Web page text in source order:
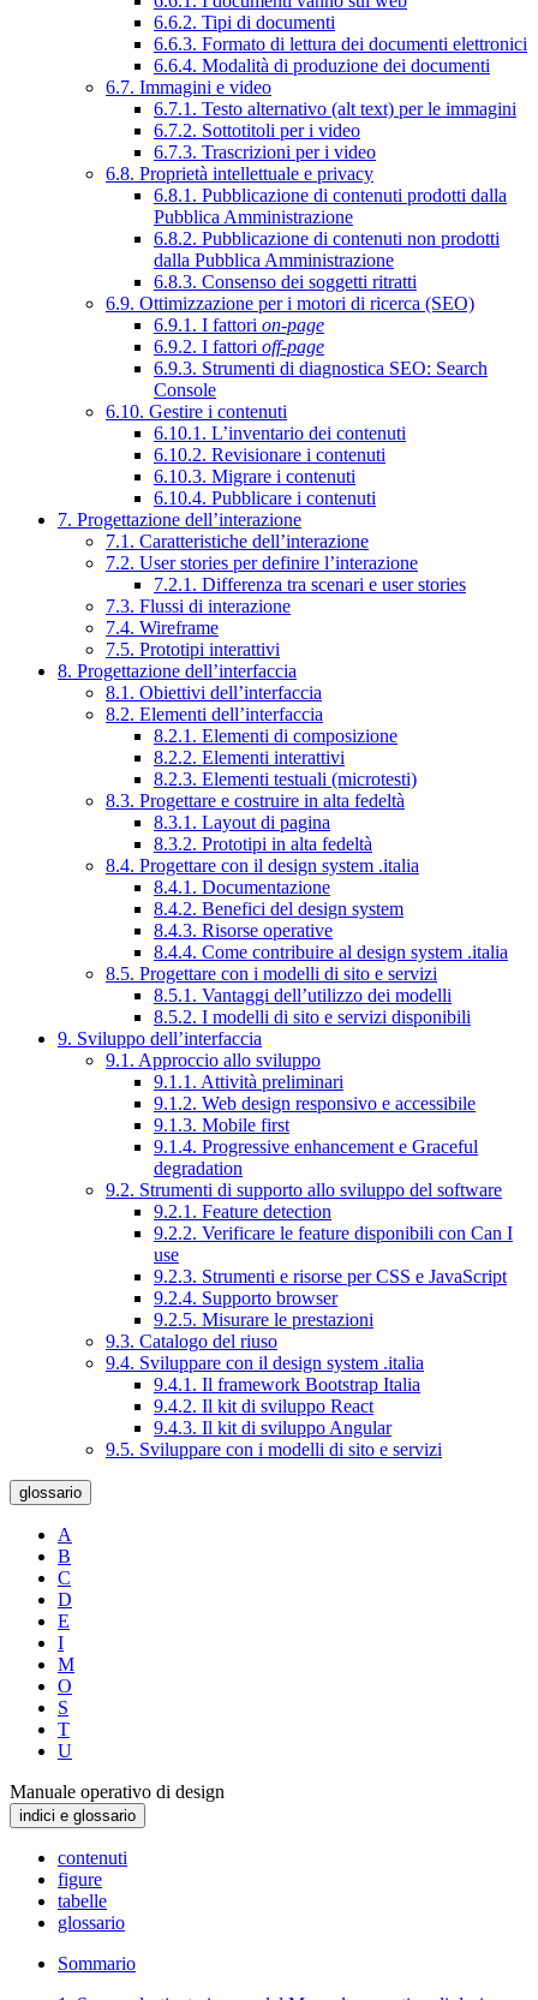
6.6.2. Tipi di documenti
6.6.3. Formato di lettura dei documenti elettronici
6.6.4. Modalità di produzione dei documenti
6.7. Immagini e video
6.7.1. Testo alternativo (alt text) per le immagini
6.7.2. Sottotitoli per i video
6.7.3. Trascrizioni per i video
6.8. Proprietà intellettuale e privacy
6.8.1. Pubblicazione di contenuti prodotti dalla
Pubblica Amministrazione
6.8.2. Pubblicazione di contenuti non prodotti
dalla Pubblica Amministrazione
6.8.3. Consenso dei soggetti ritratti
6.9. Ottimizzazione per i motori di ricerca (SEO)
6.9.1. I fattori on-page
6.9.2. I fattori off-page
6.9.3. Strumenti di diagnostica SEO: Search
Console
6.10. Gestire i contenuti
6.10.1. L’inventario dei contenuti
6.10.2. Revisionare i contenuti
6.10.3. Migrare i contenuti
6.10.4. Pubblicare i contenuti
7. Progettazione dell’interazione
7.1. Caratteristiche dell’interazione
7.2. User stories per definire l’interazione
7.2.1. Differenza tra scenari e user stories
7.3. Flussi di interazione
7.4. Wireframe
7.5. Prototipi interattivi
8. Progettazione dell’interfaccia
8.1. Obiettivi dell’interfaccia
8.2. Elementi dell’interfaccia
8.2.1. Elementi di composizione
8.2.2. Elementi interattivi
8.2.3. Elementi testuali (microtesti)
8.3. Progettare e costruire in alta fedeltà
8.3.1. Layout di pagina
8.3.2. Prototipi in alta fedeltà
8.4. Progettare con il design system .italia
8.4.1. Documentazione
8.4.2. Benefici del design system
8.4.3. Risorse operative
8.4.4. Come contribuire al design system .italia
8.5. Progettare con i modelli di sito e servizi
8.5.1. Vantaggi dell’utilizzo dei modelli
8.5.2. I modelli di sito e servizi disponibili
9. Sviluppo dell’interfaccia
9.1. Approccio allo sviluppo
9.1.1. Attività preliminari
9.1.2. Web design responsivo e accessibile
9.1.3. Mobile first
9.1.4. Progressive enhancement e Graceful
degradation
9.2. Strumenti di supporto allo sviluppo del software
9.2.1. Feature detection
9.2.2. Verificare le feature disponibili con Can I
use
9.2.3. Strumenti e risorse per CSS e JavaScript
9.2.4. Supporto browser
9.2.5. Misurare le prestazioni
9.3. Catalogo del riuso
9.4. Sviluppare con il design system .italia
9.4.1. Il framework Bootstrap Italia
9.4.2. Il kit di sviluppo React
9.4.3. Il kit di sviluppo Angular
9.5. Sviluppare con i modelli di sito e servizi
glossario
A
B
C
D
E
I
M
O
S
T
U
Manuale operativo di design
indici e glossario
contenuti
figure
tabelle
glossario
Sommario